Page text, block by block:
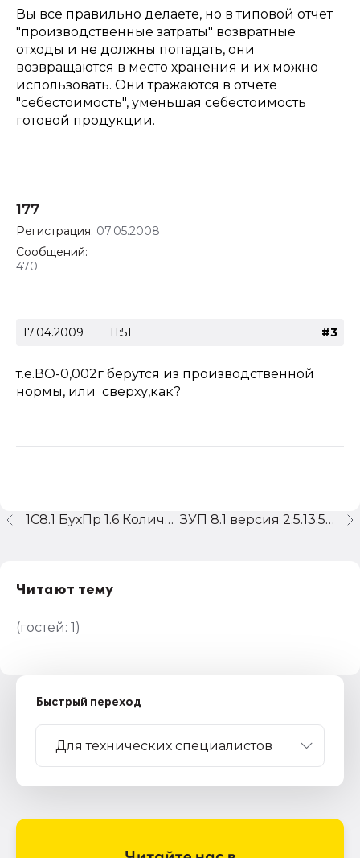
Вы все правильно делаете, но в типовой отчет
"производственные затраты" возвратные
отходы и не должны попадать, они
возвращаются в место хранения и их можно
использовать. Они тражаются в отчете
"себестоимость", уменьшая себестоимость
готовой продукции.
177
Регистрация: 07.05.2008
Сообщений:
470
17.04.2009 11:51 #3
т.е.ВО-0,002г берутся из производственной
нормы, или сверху,как?
ЗУП 8.1 версия 2.5.13.5 При печати НДФЛ2 по сотруднику за 2009 год суммы вычетов неверные
1С8.1 БухПр 1.6 Количественый признак счета.
Читают тему
(гостей: 1)
Быстрый переход